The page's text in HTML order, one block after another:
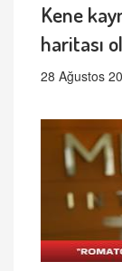
Kene
haritası
28 Ağustos